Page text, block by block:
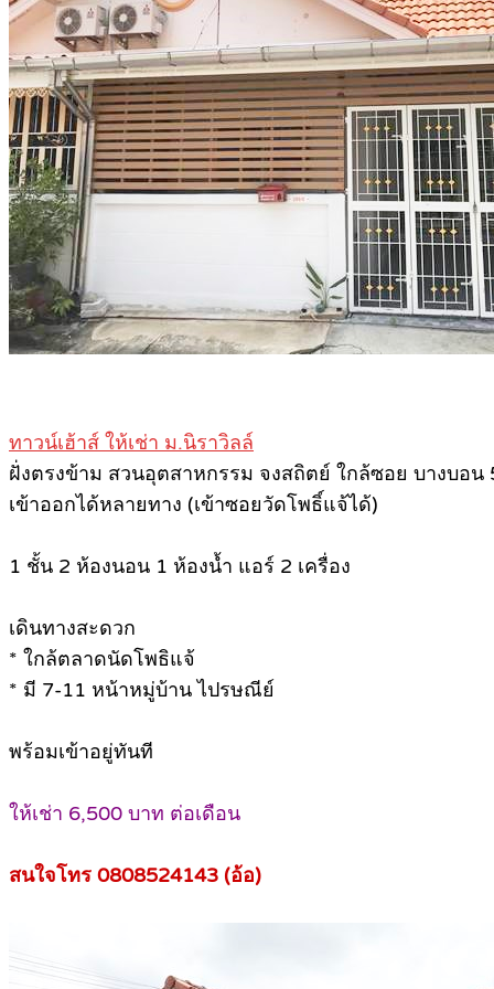
ทาวน์เฮ้าส์ ให้เช่า ม.นิราวิลล์
ฝั่งตรงข้าม สวนอุตสาหกรรม จงสถิตย์ ใกล้ซอย บางบอน
เข้าออกได้หลายทาง (เข้าซอยวัดโพธิ์แจ้ได้)
1 ชั้น 2 ห้องนอน 1 ห้องน้ำ แอร์ 2 เครื่อง
เดินทางสะดวก
* ใกล้ตลาดนัดโพธิแจ้
* มี 7-11 หน้าหมู่บ้าน ไปรษณีย์
พร้อมเข้าอยู่ทันที
ให้เช่า 6,500 บาท ต่อเดือน
สนใจโทร 0808524143 (อ้อ)